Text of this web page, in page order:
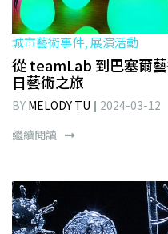
城市藝術事件, 展演活動
從 teamLab 到巴塞爾
日藝術之旅
BY MELODY TU
2024-03-12
繼續閱讀